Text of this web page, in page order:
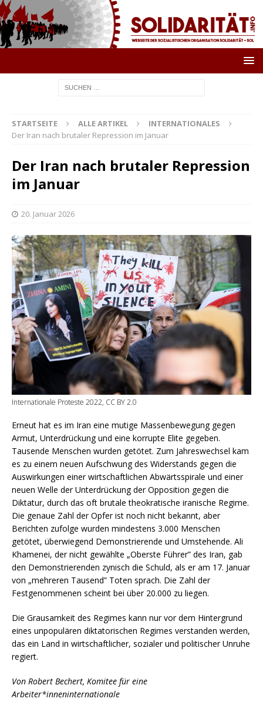
STARTSEITE ALLE ARTIKEL
INTERNATIONALES
Der Iran nach brutaler Repression im Januar
Der Iran nach brutaler Repression
im Januar
20. Januar 2026
Internationale Proteste 2022, CC BY 2.0
Erneut hat es im Iran eine mutige Massenbewegung gegen
Armut, Unterdrückung und eine korrupte Elite gegeben.
Tausende Menschen wurden getötet. Zum Jahreswechsel kam
es zu einem neuen Aufschwung des Widerstands gegen die
Auswirkungen einer wirtschaftlichen Abwärtsspirale und einer
neuen Welle der Unterdrückung der Opposition gegen die
Diktatur, durch das oft brutale theokratische iranische Regime.
Die genaue Zahl der Opfer ist noch nicht bekannt, aber
Berichten zufolge wurden mindestens 3.000 Menschen
getötet, überwiegend Demonstrierende und Umstehende. Ali
Khamenei, der nicht gewählte „Oberste Führer” des Iran, gab
den Demonstrierenden zynisch die Schuld, als er am 17. Januar
von „mehreren Tausend” Toten sprach. Die Zahl der
Festgenommenen scheint bei über 20.000 zu liegen.
Die Grausamkeit des Regimes kann nur vor dem Hintergrund
eines unpopulären diktatorischen Regimes verstanden werden,
das ein Land in wirtschaftlicher, sozialer und politischer Unruhe
regiert.
Von Robert Bechert, Komitee für eine
Arbeiter*inneninternationale